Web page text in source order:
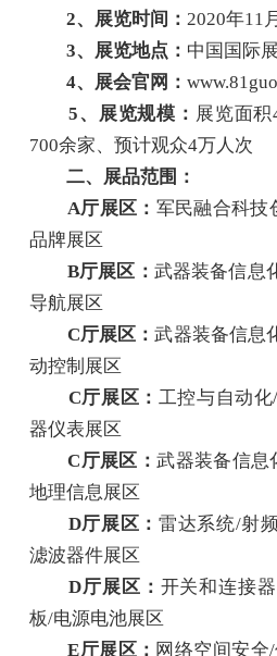
2、展览时间： 2020年11
3、展览地点： 中国国际
4、展会官网：
5、展览规模： 展览面
700余家、预计观众4万人次
二、展品范围：
A厅展区： 军民融合科技
品牌展区
B厅展区： 武器装备信息
导航展区
C厅展区：武器装备信息
动控制展区
C厅展区： 工控与自动
器仪表展区
C厅展区：武器装备信息
地理信息展区
D厅展区： 雷达系统/射
滤波器件展区
D厅展区： 开关和连接
板/电源电池展区
E厅展区： 网络空间安全